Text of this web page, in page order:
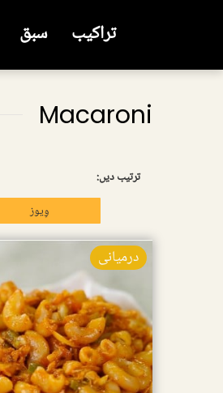
تراکیب سبق
Macaroni
ترتیب دیں:
وِیوز
درمیانی